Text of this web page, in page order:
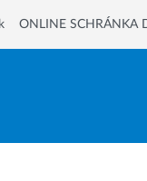
ONLINE SCHRÁNKA